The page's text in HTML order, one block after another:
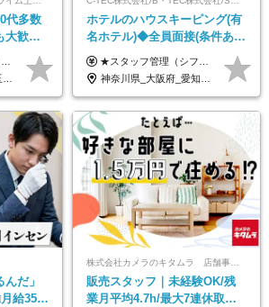
代多数
大歓
◆平均
なめ
ホテルのハウスキーピング(有
名ホテル)◆全員面接(条件あ
り)◆未経験OK◆リゾート地
も選べる◆月25万円
★スタッフ管理（シフト調整など）の経験があれば【月給28万円以上】 ★賞与支給実績：基本給の2ヶ月分～3ヶ月分 ＝＝ライフスタイルに合わせて働き方を選べます＝＝ ■正社員 ＜未経験者＞月給25万円(寮なしの場合)～35万円＋賞与年2回 ＜経験者＞月給28万円～35万円＋賞与年2回 ※寮をご利用の場合は月給22万円～ ※経験やスキルに応じて決定します ※残業代全額支給 ※試用期間（3ヶ月間）中の雇用形態や待遇に差異はありません ※正社員の場合、転勤の可能性あり ■契約社員 月給22万円～＋残業代全額支給 ※契約社員の場合、賞与の支給および転勤の可能性はありません ※勤務時間や勤務日数の希望があればご相談に応じます ※試用期間なし ※契約の更新 有(勤務状況により判断する) 更新上限 有(通算契約期間の上限 1年/更新回数の上限 なし)
神奈川県_大阪府_愛知県_北海道_兵庫県_京都府_広島県_福岡県_大分県_宮崎県_鹿児島県_沖縄県
だ」
給35万
株式会社カメラのキタムラ 店舗事業部【カメラのキタムラ】
販売スタッフ｜未経験OK/残
業月平均4.7h/最大7連休取得